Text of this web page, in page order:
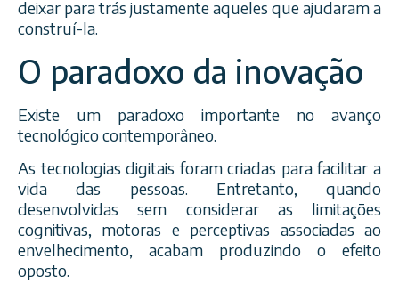
deixar para trás justamente aqueles que ajudaram a
construí-la.
O paradoxo da inovação
Existe um paradoxo importante no avanço
tecnológico contemporâneo.
As tecnologias digitais foram criadas para facilitar a
vida das pessoas. Entretanto, quando
desenvolvidas sem considerar as limitações
cognitivas, motoras e perceptivas associadas ao
envelhecimento, acabam produzindo o efeito
oposto.